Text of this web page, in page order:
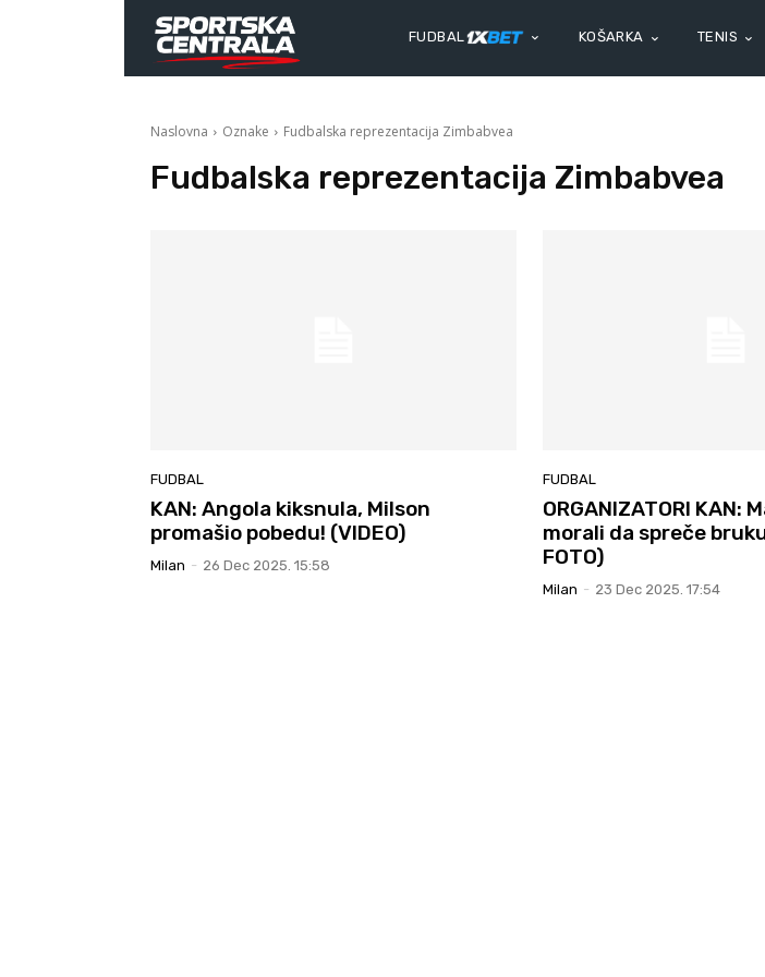
FUDBAL KOŠARKA TENIS
Naslovna Oznake Fudbalska reprezentacija Zimbabvea
Fudbalska reprezentacija Zimbabvea
FUDBAL
KAN: Angola kiksnula, Milson
promašio pobedu! (VIDEO)
Milan - 26 Dec 2025. 15:58
FUDBAL
ORGANIZATORI KAN:
morali da spreče
FOTO)
Milan - 23 Dec 2025. 17:54